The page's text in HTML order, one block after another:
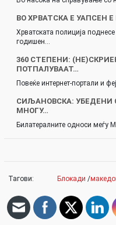
ВО ХРВАТСКА Е УАПСЕН
Хрватската полиција
годишен…
360 СТЕПЕНИ:
ПОТПАЛУВААТ…
Повеќе интернет-портали и
СИЉАНОВСКА:
МНОГУ…
Билатералните односи меѓу
Тагови: Блокади /